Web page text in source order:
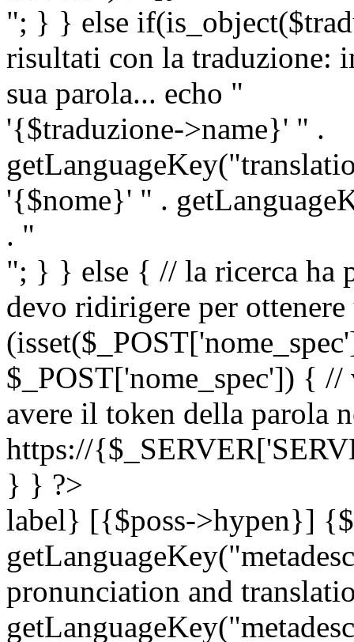
"; } } else
risultati con la traduzione:
sua parola... echo "
'{$traduzione->name}' " .
'{$nome}' " .
. "
"; } } else { // la ricerca ha
devo ridirigere per
$_POST['nome_spec']) {
avere il token della parola
https://
} } ?>
label} [{$poss->hypen}]
pronunciation and